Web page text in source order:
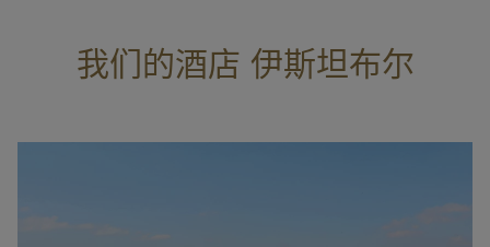
我们的酒店 伊斯坦布尔